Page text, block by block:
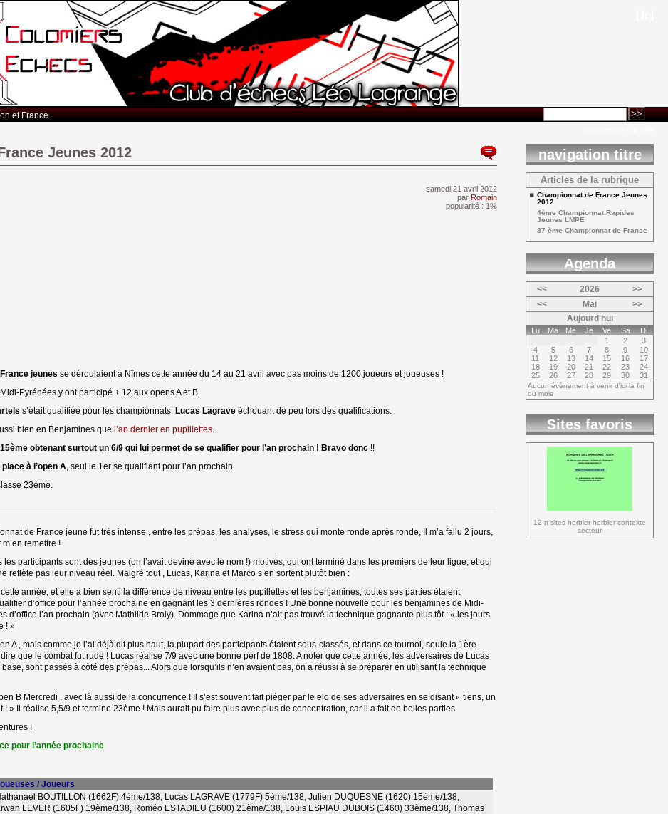
et France
Jeunes 2012
samedi 21 avril 2012
par Romain
popularité : 1%
jeunes se déroulaient à Nîmes cette année du 14 au 21 avril avec pas moins de 1200 joueurs et joueuses !
Pyrénées y ont participé + 12 aux opens A et B.
s’était qualifiée pour les championnats, Lucas Lagrave échouant de peu lors des qualifications.
bien en Benjamines que l’an dernier en pupillettes.
obtenant surtout un 6/9 qui lui permet de se qualifier pour l’an prochain ! Bravo donc !!
à l’open A, seul le 1er se qualifiant pour l’an prochain.
23ème.
de France jeune fut très intense , entre les prépas, les analyses, le stress qui monte ronde après ronde, Il m’a fallu 2 jours,
remettre !
les participants sont des jeunes (on l’avait deviné avec le nom !) motivés, qui ont terminé dans les premiers de leur ligue, et qui
reflète pas leur niveau réel. Malgré tout , Lucas, Karina et Marco s’en sortent plutôt bien :
année, et elle a bien senti la différence de niveau entre les pupillettes et les benjamines, toutes ses parties étaient
d’office pour l’année prochaine en gagnant les 3 dernières rondes ! Une bonne nouvelle pour les benjamines de Midi-
d’office l’an prochain (avec Mathilde Broly). Dommage que Karina n’ait pas trouvé la technique gagnante plus tôt : « les jours
! »
A , mais comme je l’ai déjà dit plus haut, la plupart des participants étaient sous-classés, et dans ce tournoi, seule la 1ère
que le combat fut rude ! Lucas réalise 7/9 avec une bonne perf de 1808. A noter que cette année, les adversaires de Lucas
sont passés à côté des prépas... Alors que lorsqu’ils n’en avaient pas, on a réussi à se préparer en utilisant la technique
B Mercredi , avec là aussi de la concurrence ! Il s’est souvent fait piéger par le elo de ses adversaires en se disant « tiens, un
! » Il réalise 5,5/9 et termine 23ème ! Mais aurait pu faire plus avec plus de concentration, car il a fait de belles parties.
!
pour l’année prochaine
/ Joueurs
BOUTILLON (1662F) 4ème/138, Lucas LAGRAVE (1779F) 5ème/138, Julien DUQUESNE (1620) 15ème/138,
LEVER (1605F) 19ème/138, Roméo ESTADIEU (1600) 21ème/138, Louis ESPIAU DUBOIS (1460) 33ème/138, Thomas
navigation titre
Articles de la rubrique
Championnat de France Jeunes
2012
4ème Championnat Rapides
Jeunes LMPE
87 ème Championnat de France
Agenda
<< 2026
>>
<<
Mai
>>
Aujourd'hui
Lu Ma Me Je Ve Sa
Di
1
2
3
4
5 6 7 8 9
10
11
12 13 14 15 16
17
18
19 20 21 22 23
24
25
26 27 28 29 30 31
Aucun évènement à venir d'ici la fin
du mois
Sites favoris
12 n sites herbier herbier contexte
secteur